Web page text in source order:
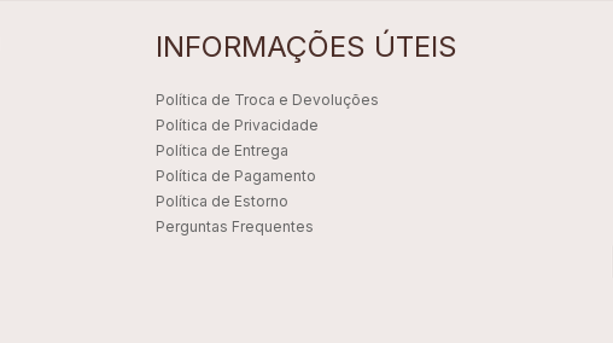
INFORMAÇÕES ÚTEIS
Política de Troca e Devoluções
Política de Privacidade
Política de Entrega
Política de Pagamento
Política de Estorno
Perguntas Frequentes